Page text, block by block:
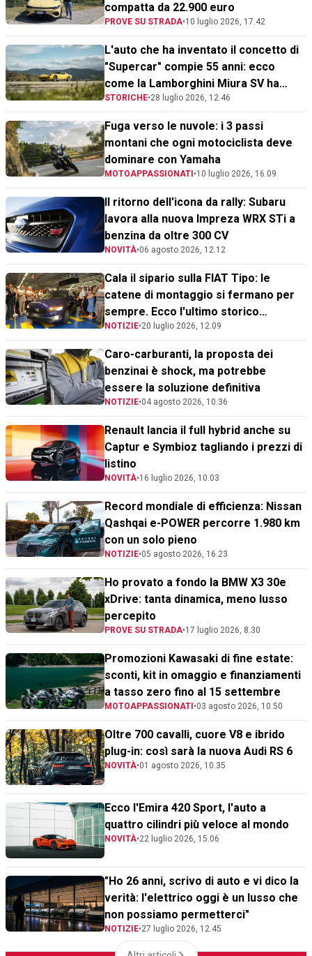
compatta da 22.900 euro
PROVE SU STRADA•10 luglio 2026, 17.42
L'auto che ha inventato il concetto di
"Supercar" compie 55 anni: ecco
come la Lamborghini Miura SV ha
stravolto la storia del motore V12
STORICHE•28 luglio 2026, 12.46
Fuga verso le nuvole: i 3 passi
montani che ogni motociclista deve
dominare con Yamaha
MOTOAPPASSIONATI •10 luglio 2026, 16.09
Il ritorno dell'icona da rally: Subaru
lavora alla nuova Impreza WRX STi a
benzina da oltre 300 CV
NOVITÀ•06 agosto 2026, 12.12
Cala il sipario sulla FIAT Tipo: le
catene di montaggio si fermano per
sempre. Ecco l'ultimo storico
esemplare
NOTIZIE•20 luglio 2026, 12.09
Caro-carburanti, la proposta dei
benzinai è shock, ma potrebbe
essere la soluzione definitiva
NOTIZIE•04 agosto 2026, 10.36
Renault lancia il full hybrid anche su
Captur e Symbioz tagliando i prezzi di
listino
NOVITÀ•16 luglio 2026, 10.03
Record mondiale di efficienza: Nissan
Qashqai e-POWER percorre 1.980 km
con un solo pieno
NOTIZIE•05 agosto 2026, 16.23
Ho provato a fondo la BMW X3 30e
xDrive: tanta dinamica, meno lusso
percepito
PROVE SU STRADA•17 luglio 2026, 8.30
Promozioni Kawasaki di fine estate:
sconti, kit in omaggio e finanziamenti
a tasso zero fino al 15 settembre
MOTOAPPASSIONATI •03 agosto 2026, 10.50
Oltre 700 cavalli, cuore V8 e ibrido
plug-in: così sarà la nuova Audi RS 6
NOVITÀ•01 agosto 2026, 10.35
Ecco l'Emira 420 Sport, l'auto a
quattro cilindri più veloce al mondo
NOVITÀ•22 luglio 2026, 15.06
"Ho 26 anni, scrivo di auto e vi dico la
verità: l'elettrico oggi è un lusso che
non possiamo permetterci"
NOTIZIE•27 luglio 2026, 12.45